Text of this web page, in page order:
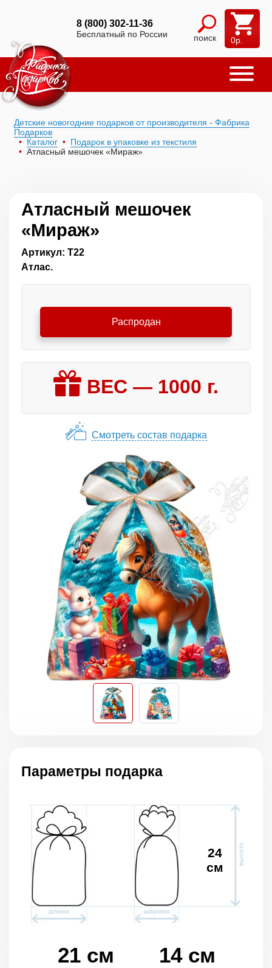
8 (800) 302-11-36
Бесплатный по России поиск 0р.
Детские новогодние подарков от производителя - Фабрика
Подарков
Каталог
Подарок в упаковке из текстиля
Атласный мешочек «Мираж»
Атласный мешочек
«Мираж»
Артикул: Т22
Атлас.
Распродан
ВЕС — 1000 г.
Смотреть состав подарка
Параметры подарка
21 см 14 см
24
см